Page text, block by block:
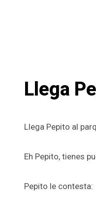
Llega
Llega Pepito al
Eh Pepito, tienes
Pepito le contesta: